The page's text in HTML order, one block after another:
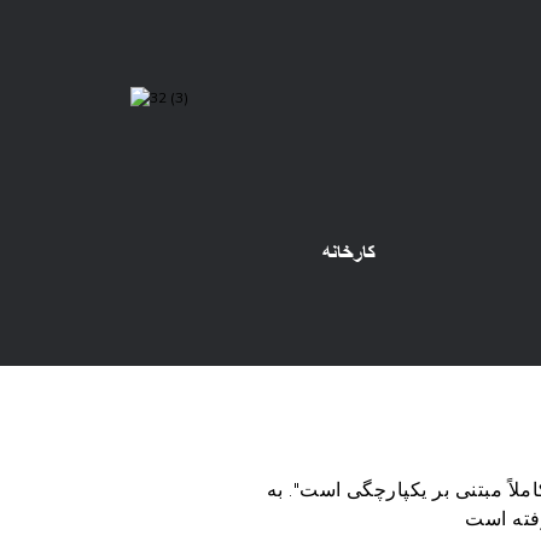
کارخانه
مبتنی بر یکپارچگی است". به